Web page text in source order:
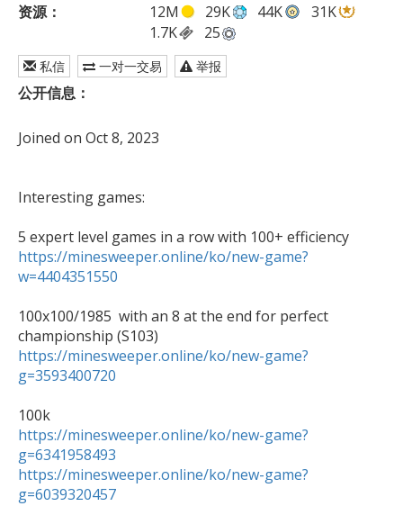
资源： 12M 29K 44K
31K
1.7K
25
私信 一对一交易 举报
公开信息：
Joined on Oct 8, 2023
Interesting games:
https://minesweeper.online/ko/new-game?
w=4404351550
100x100/1985  with an 8 at the end for perfect
https://minesweeper.online/ko/new-game?
g=3593400720
https://minesweeper.online/ko/new-game?
g=6341958493
https://minesweeper.online/ko/new-game?
g=6039320457